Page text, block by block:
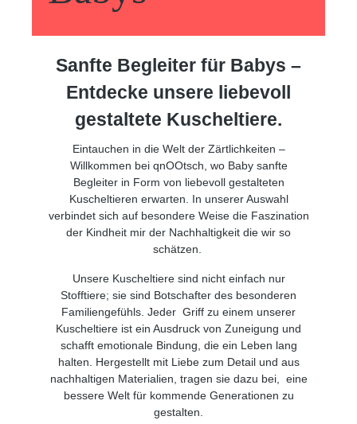
Sanfte Begleiter für Babys –
Entdecke unsere liebevoll
gestaltete Kuscheltiere.
Eintauchen in die Welt der Zärtlichkeiten –
Willkommen bei qnOOtsch, wo Baby sanfte
Begleiter in Form von liebevoll gestalteten
Kuscheltieren erwarten. In unserer Auswahl
verbindet sich auf besondere Weise die Faszination
der Kindheit mir der Nachhaltigkeit die wir so
schätzen.
Unsere Kuscheltiere sind nicht einfach nur
Stofftiere; sie sind Botschafter des besonderen
Familiengefühls. Jeder Griff zu einem unserer
Kuscheltiere ist ein Ausdruck von Zuneigung und
schafft emotionale Bindung, die ein Leben lang
halten. Hergestellt mit Liebe zum Detail und aus
nachhaltigen Materialien, tragen sie dazu bei, eine
bessere Welt für kommende Generationen zu
gestalten.